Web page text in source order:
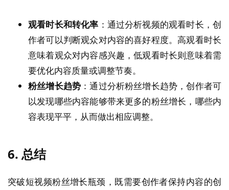
观看时长和转化率 ：通过分析视频的观看时长，创
作者可以判断观众对内容的喜好程度。高观看时长
意味着观众对内容感兴趣，低观看时长则意味着需
要优化内容质量或调整节奏。
粉丝增长趋势 ：通过分析粉丝增长趋势，创作者可
以发现哪些内容能够带来更多的粉丝增长，哪些内
容表现平平，从而做出相应调整。
6. 总结
突破短视频粉丝增长瓶颈，既需要创作者保持内容的创